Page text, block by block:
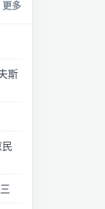
更多
斯